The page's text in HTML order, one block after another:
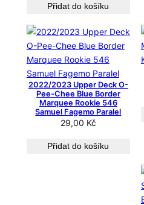
Přidat do košíku
2022/2023 Upper Deck O-
Pee-Chee Blue Border
Marquee Rookie 546
Samuel Fagemo Paralel
29,00 Kč
Přidat do košíku